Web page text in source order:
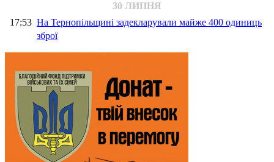
30 ЛИПНЯ
17:53 На Тернопільщині задекларували майже 400 одиниць
зброї